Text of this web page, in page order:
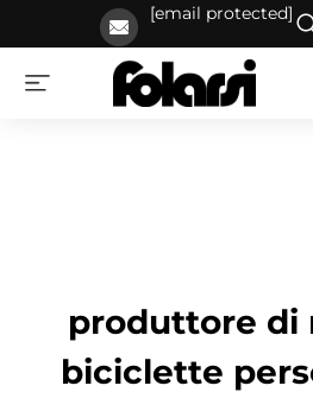
[email protected]
produttore di
biciclette